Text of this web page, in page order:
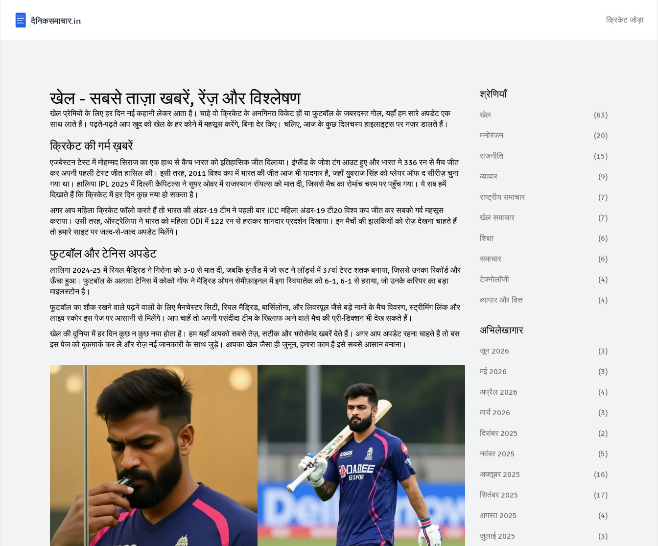
क्रिकेट जोड़ा
खेल - सबसे ताज़ा खबरें, रेंज़ और विश्लेषण
खेल प्रेमियों के लिए हर दिन नई कहानी लेकर आता है। चाहे वो क्रिकेट के अनगिनत विकेट हों या फुटबॉल के जबरदस्त गोल, यहाँ हम सारे अपडेट एक
साथ लाते हैं। पढ़ते‑पढ़ते आप खुद को खेल के हर कोने में महसूस करेंगे, बिना देर किए। चलिए, आज के कुछ दिलचस्प हाइलाइट्स पर नज़र डालते हैं।
क्रिकेट की गर्म ख़बरें
एजबेस्टन टेस्ट में मोहम्मद सिराज का एक हाथ से कैच भारत को इतिहासिक जीत दिलाया। इंग्लैंड के जोश टंग आउट हुए और भारत ने 336 रन से मैच जीत
कर अपनी पहली टेस्ट जीत हासिल की। इसी तरह, 2011 विश्व कप में भारत की जीत आज भी यादगार है, जहाँ युुवराज सिंह को प्लेयर ऑफ द सीरीज़ चुना
गया था। हालिया IPL 2025 में दिल्ली कैपिटल्स ने सुपर ओवर में राजस्थान रॉयल्स को मात दी, जिससे मैच का रोमांच चरम पर पहुँच गया। ये सब हमें
दिखाते हैं कि क्रिकेट में हर दिन कुछ नया हो सकता है।
अगर आप महिला क्रिकेट फॉलो करते हैं तो भारत की अंडर‑19 टीम ने पहली बार ICC महिला अंडर‑19 टी20 विश्व कप जीत कर सबको गर्व महसूस
कराया। उसी तरह, ऑस्ट्रेलिया ने भारत को महिला ODI में 122 रन से हराकर शानदार प्रदर्शन दिखाया। इन मैचों की झलकियों को रोज़ देखना चाहते हैं
तो हमारे साइट पर जल्द‑से‑जल्द अपडेट मिलेंगे।
फुटबॉल और टेनिस अपडेट
लालिगा 2024‑25 में रियल मैड्रिड ने गिरोना को 3-0 से मात दी, जबकि इंग्लैंड में जो रूट ने लॉर्ड्स में 37वां टेस्ट शतक बनाया, जिससे उनका रिकॉर्ड और
ऊँचा हुआ। फुटबॉल के अलावा टेनिस में कोको गॉफ ने मैड्रिड ओपन सेमीफ़ाइनल में इगा स्वियातेक को 6-1, 6-1 से हराया, जो उनके करियर का बड़ा
माइलस्टोन है।
फुटबॉल का शौक रखने वाले पढ़ने वालों के लिए मैनचेस्टर सिटी, रियल मैड्रिड, बार्सिलोना, और लिवरपूल जैसे बड़े नामों के मैच विवरण, स्ट्रीमिंग लिंक और
लाइव स्कोर इस पेज पर आसानी से मिलेंगे। आप चाहें तो अपनी पसंदीदा टीम के खिलाफ आने वाले मैच की प्री‑डिक्शन भी देख सकते हैं।
खेल की दुनिया में हर दिन कुछ न कुछ नया होता है। हम यहाँ आपको सबसे तेज़, सटीक और भरोसेमंद खबरें देते हैं। अगर आप अपडेट रहना चाहते हैं तो बस
इस पेज को बुकमार्क कर लें और रोज़ नई जानकारी के साथ जुड़ें। आपका खेल जैसा ही जुनून, हमारा काम है इसे सबसे आसान बनाना।
श्रेणियाँ
खेल (63)
मनोरंजन (20)
राजनीति (15)
व्यापार (9)
राष्ट्रीय समाचार (7)
खेल समाचार (7)
शिक्षा (6)
समाचार (6)
टेक्नोलॉजी (4)
व्यापार और वित्त (4)
अभिलेखागार
जून 2026 (3)
मई 2026 (3)
अप्रैल 2026 (4)
मार्च 2026 (3)
दिसंबर 2025 (2)
नवंबर 2025 (5)
अक्तूबर 2025 (16)
सितंबर 2025 (17)
अगस्त 2025 (4)
जुलाई 2025 (3)